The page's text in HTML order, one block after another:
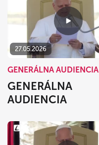
27.05.2026
GENERÁLNA AUDIENCIA
GENERÁLNA
AUDIENCIA